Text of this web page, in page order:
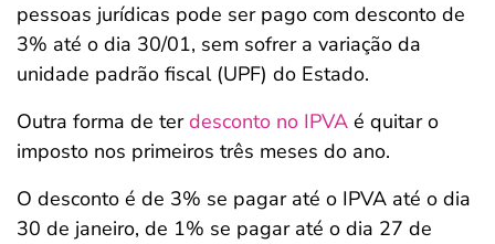
pessoas jurídicas pode ser pago com desconto de
3% até o dia 30/01, sem sofrer a variação da
unidade padrão fiscal (UPF) do Estado.
Outra forma de terdesconto no IPVA é quitar o
imposto nos primeiros três meses do ano.
O desconto é de 3% se pagar até o IPVA até o dia
30 de janeiro, de 1% se pagar até o dia 27 de